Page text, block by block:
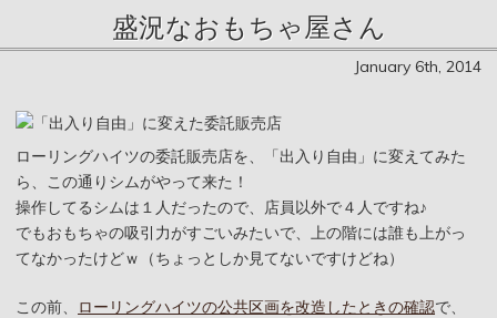
盛況なおもちゃ屋さん
January 6th, 2014
ローリングハイツの委託販売店を、「出入り自由」に変えてみた
ら、この通りシムがやって来た！
操作してるシムは１人だったので、店員以外で４人ですね♪
でもおもちゃの吸引力がすごいみたいで、上の階には誰も上がっ
てなかったけどｗ（ちょっとしか見てないですけどね）
この前、 ローリングハイツの公共区画を改造したときの確認で、